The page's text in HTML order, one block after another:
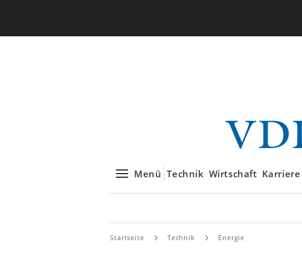
Menü Technik Wirtschaft Karriere
Startseite Technik Energie